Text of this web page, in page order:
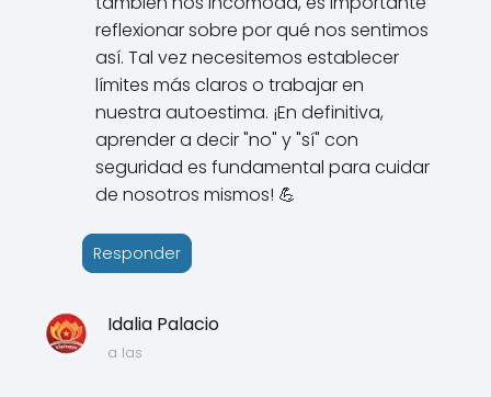
reflexionar sobre por qué nos sentimos
así. Tal vez necesitemos establecer
límites más claros o trabajar en
nuestra autoestima. ¡En definitiva,
aprender a decir "no" y "sí" con
seguridad es fundamental para cuidar
de nosotros mismos! 💪
Responder
Idalia Palacio
a las